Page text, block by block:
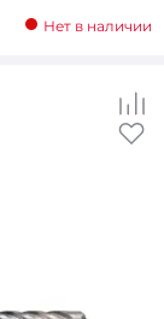
Нет в наличии